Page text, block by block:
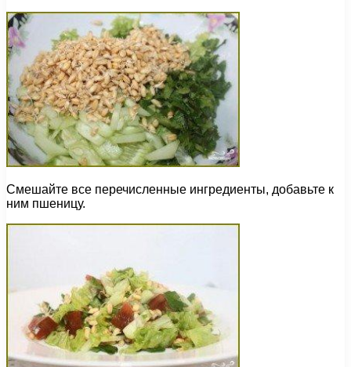
Смешайте все перечисленные ингредиенты, добавьте к
ним пшеницу.